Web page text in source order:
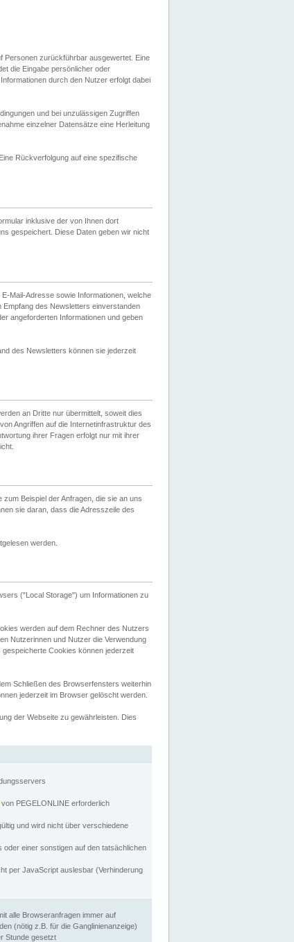
Personen zurückführbar ausgewertet. Eine
die Eingabe persönlicher oder
durch den Nutzer erfolgt dabei
und bei unzulässigen Zugriffen
einzelner Datensätze eine Herleitung
Rückverfolgung auf eine spezifische
inklusive der von Ihnen dort
gespeichert. Diese Daten geben wir nicht
Mail-Adresse sowie Informationen, welche
des Newsletters einverstanden
angeforderten Informationen und geben
des Newsletters können sie jederzeit
an Dritte nur übermittelt, soweit dies
Angriffen auf die Internetinfrastruktur des
ihrer Fragen erfolgt nur mit ihrer
Beispiel der Anfragen, die sie an uns
sie daran, dass die Adresszeile des
werden.
("Local Storage") um Informationen zu
werden auf dem Rechner des Nutzers
Nutzerinnen und Nutzer die Verwendung
Cookies können jederzeit
Schließen des Browserfensters weiterhin
jederzeit im Browser gelöscht werden.
der Webseite zu gewährleisten. Dies
von PEGELONLINE erforderlich
und wird nicht über verschiedene
einer sonstigen auf den tatsächlichen
per JavaScript auslesbar (Verhinderung
alle Browseranfragen immer auf
(nötig z.B. für die Ganglinienanzeige)
Stunde gesetzt